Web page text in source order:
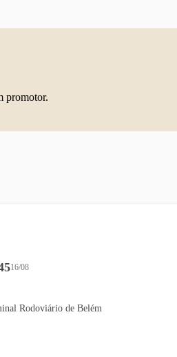
promotor.
16/08
Rodoviário de Belém